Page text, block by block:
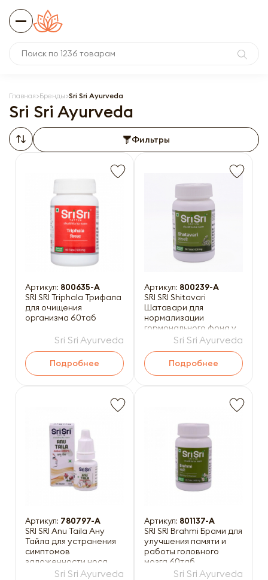
Главная Бренды Sri Sri Ayurveda
Sri Sri Ayurveda
Фильтры
Артикул: 800635-A
SRI SRI Triphala Трифала
для очищения
организма 60таб
Sri Sri Ayurveda
Подробнее
Артикул: 800239-A
SRI SRI Shitavari
Шатавари для
нормализации
гормонального фона у
женщин 60таб
Sri Sri Ayurveda
Подробнее
Артикул: 780797-A
SRI SRI Anu Taila Ану
Тайла для устранения
симптомов
заложенности носа
Sri Sri Ayurveda
Артикул: 801137-A
SRI SRI Brahmi Брами для
улучшения памяти и
работы головного
мозга 60таб
Sri Sri Ayurveda